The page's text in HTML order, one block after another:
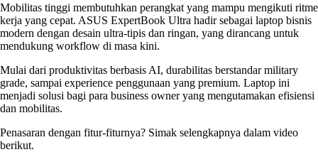
Mobilitas tinggi membutuhkan perangkat yang mampu mengikuti ritme
kerja yang cepat. ASUS ExpertBook Ultra hadir sebagai laptop bisnis
modern dengan desain ultra-tipis dan ringan, yang dirancang untuk
mendukung workflow di masa kini.
Mulai dari produktivitas berbasis AI, durabilitas berstandar military
grade, sampai experience penggunaan yang premium. Laptop ini
menjadi solusi bagi para business owner yang mengutamakan efisiensi
dan mobilitas.
Penasaran dengan fitur-fiturnya? Simak selengkapnya dalam video
berikut.